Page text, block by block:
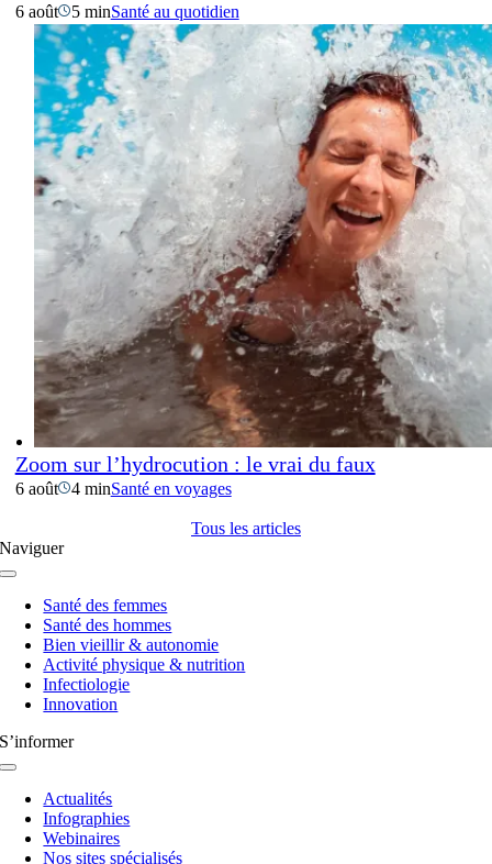
6 août 5 minSanté au quotidien
Zoom sur l’hydrocution : le vrai du faux
6 août 4 minSanté en voyages
Tous les articles
Naviguer
Navigation
basculeSanté des femmes
Santé des hommes
Bien vieillir & autonomie
Activité physique & nutrition
Infectiologie
Innovation
S’informer
Navigation
basculeActualités
Infographies
Webinaires
Nos sites spécialisés